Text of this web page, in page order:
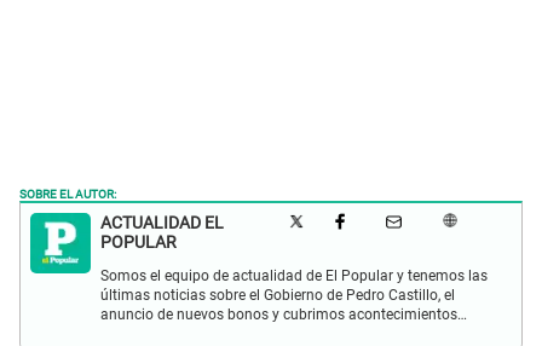
SOBRE EL AUTOR:
ACTUALIDAD EL
POPULAR
Somos el equipo de actualidad de El Popular y tenemos las
últimas noticias sobre el Gobierno de Pedro Castillo, el
anuncio de nuevos bonos y cubrimos acontecimientos